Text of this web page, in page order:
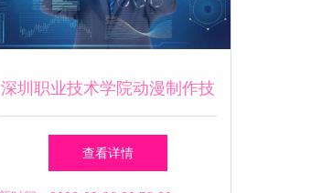
深圳职业技术学院动漫制作技
术专业就业前景分析
查看详情